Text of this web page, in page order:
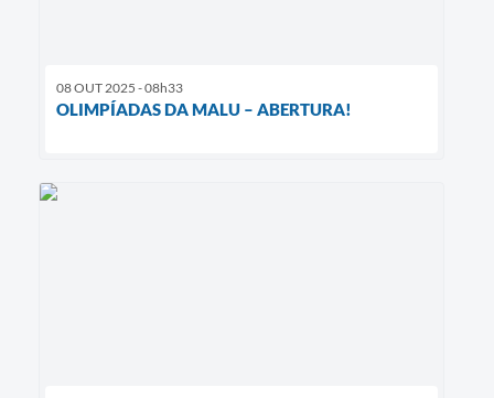
08 OUT 2025 - 08h33
OLIMPÍADAS DA MALU – ABERTURA!